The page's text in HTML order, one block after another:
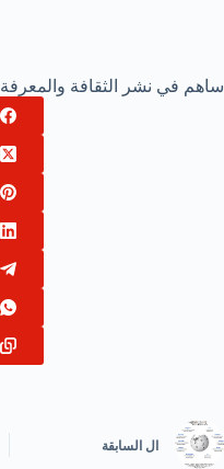
ساهم في نشر الثقافة والمعرفة
ال السابقة